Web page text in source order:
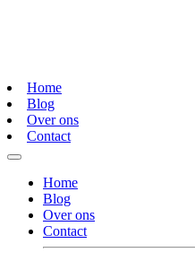
Home
Blog
Over ons
Contact
Home
Blog
Over ons
Contact